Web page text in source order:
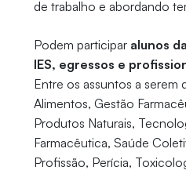
de trabalho e abordando
Podem participaralunos
IES, egressos e
Entre os assuntos a serem
Alimentos, Gestão
Produtos Naturais,
Farmacêutica, Saúde
Profissão, Perícia,